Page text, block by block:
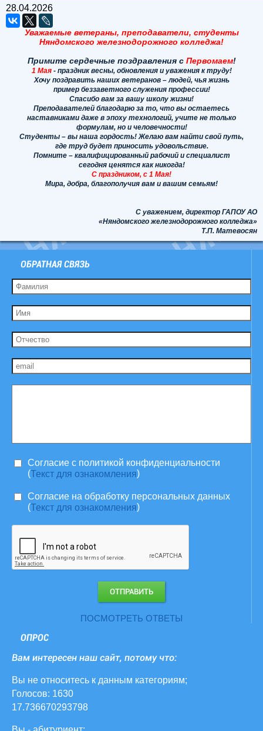
28.04.2026
Уважаемые ветераны, преподаватели, студенты
Няндомского железнодорожного колледжа!
Примите сердечные поздравления с Первомаем!
1 Мая- праздник весны, обновления и уважения к труду!
Хочу поздравить наших ветеранов – людей, чья жизнь
пример беззаветного служения профессии!
Спасибо вам за вашу школу жизни!
Преподавателей благодарю за то, что вы остаетесь
наставниками даже в эпоху технологий, учите не только
формулам, но и человечности!
Студенты – вы наша гордость! Желаю вам найти свой путь,
где труд будет приносить удовольствие.
Помните – квалифицированный рабочий и специалист
сегодня ценятся как никогда!
С праздником, с 1 Мая!
Мира, добра, благополучия вам и вашим семьям!
С уважением, директор ГАПОУ АО
«Няндомского железнодорожного колледжа»
Т.П. Матевосян
ОБРАТНАЯ СВЯЗЬ
Согласие c политикой конфиденциальности
(Текст для ознакомления)
Согласие на обработку персональных данных
(Текст для ознакомления)
ПОСМОТРЕТЬ ОТВЕТЫ
ОПРОС
Вам интересен наш сайт, потому что:
Вы не относитесь к данным категориям;
Голосов: 1630
17.736670293798